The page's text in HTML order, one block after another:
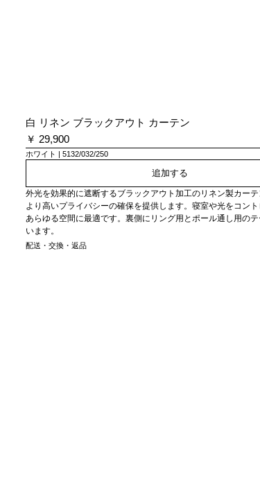
白 リネン ブラックアウト カーテン
￥ 29,900
ホワイト 5132/032/250
追加する
外光を効果的に遮断するブラックアウト加工のリネン製カーテ
より高いプライバシーの確保を提供します。寝室や光をコン
あらゆる空間に最適です。裏側にリング用とポール通し用の
います。
配送・交換・返品